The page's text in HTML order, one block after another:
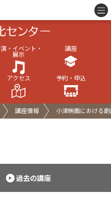
・イベント・
展示
講座
アクセス 予約・申込
講座情報 小津映画における
過去の講座